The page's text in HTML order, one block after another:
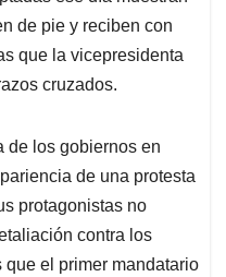
contra los
el primer mandatario
y siendo
posición, que, para
es no solo
para La democracia se
de la manifestación.